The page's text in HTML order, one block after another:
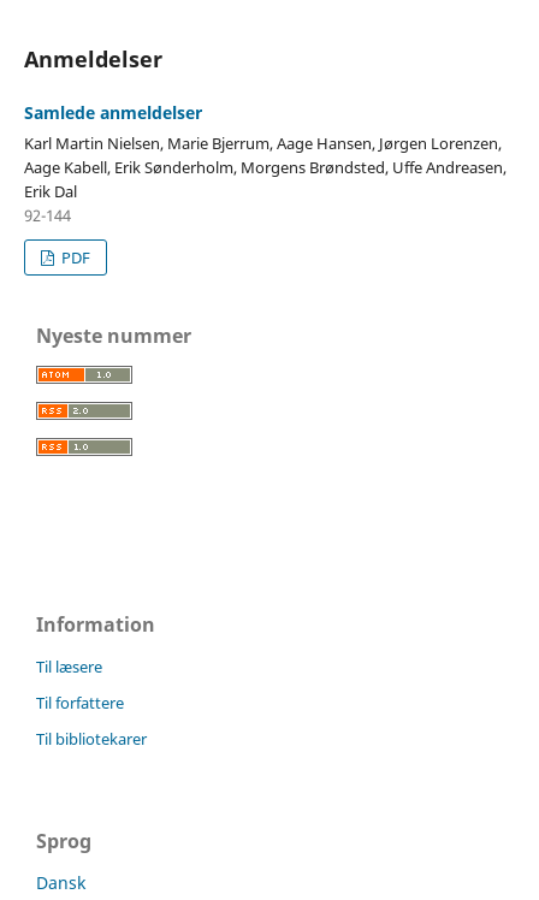
Anmeldelser
Samlede anmeldelser
Karl Martin Nielsen, Marie Bjerrum, Aage Hansen, Jørgen Lorenzen,
Aage Kabell, Erik Sønderholm, Morgens Brøndsted, Uffe Andreasen,
Erik Dal
92-144
PDF
Nyeste nummer
Information
Til læsere
Til forfattere
Til bibliotekarer
Sprog
Dansk